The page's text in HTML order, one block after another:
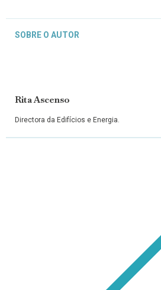
SOBRE O AUTOR
Rita Ascenso
Directora da Edifícios e Energia.